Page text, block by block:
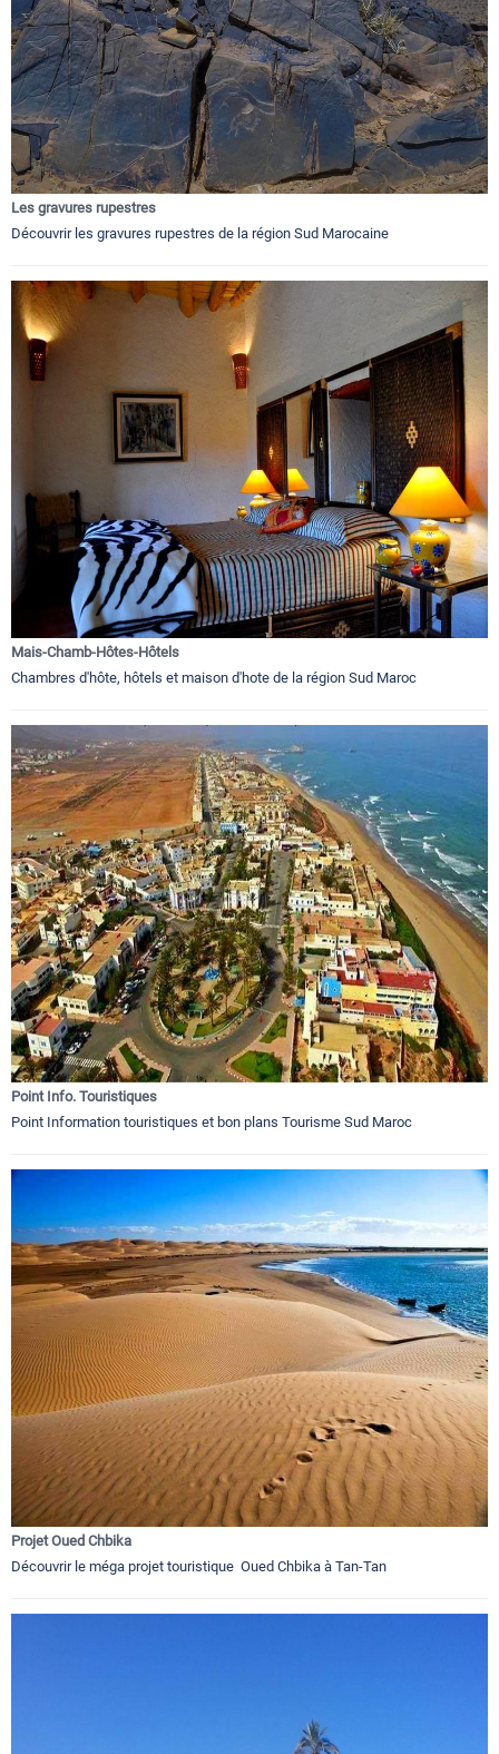
Les gravures rupestres
Découvrir les gravures rupestres de la région Sud Marocaine
Mais-Chamb-Hôtes-Hôtels
Chambres d'hôte, hôtels et maison d'hote de la région Sud Maroc
Point Info. Touristiques
Point Information touristiques et bon plans Tourisme Sud Maroc
Projet Oued Chbika
Découvrir le méga projet touristique Oued Chbika à Tan-Tan